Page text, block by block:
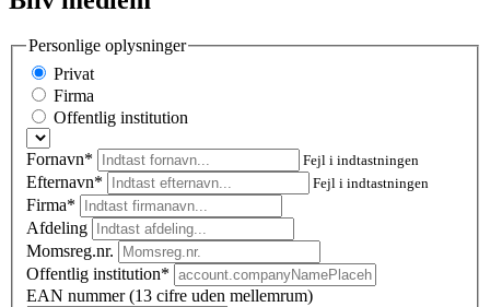
Personlige oplysninger
Privat
Firma
Offentlig institution
Fornavn* Fejl i indtastningen
Efternavn* Fejl i indtastningen
Firma*
Afdeling
Momsreg.nr.
Offentlig institution*
EAN nummer (13 cifre uden mellemrum)